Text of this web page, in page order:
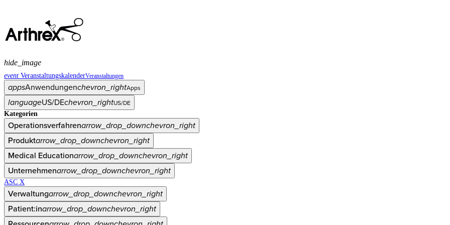
event VeranstaltungskalenderVeranstaltungen
appsAnwendungenchevron_rightApps
languageUS/DEchevron_rightUS/DE
Kategorien
Operationsverfahrenarrow_drop_downchevron_right
Produktarrow_drop_downchevron_right
Medical Educationarrow_drop_downchevron_right
Unternehmenarrow_drop_downchevron_right
ASC X
Verwaltungarrow_drop_downchevron_right
Patient:inarrow_drop_downchevron_right
hide_image